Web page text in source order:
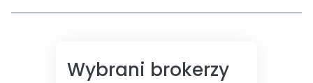
Wybrani brokerzy